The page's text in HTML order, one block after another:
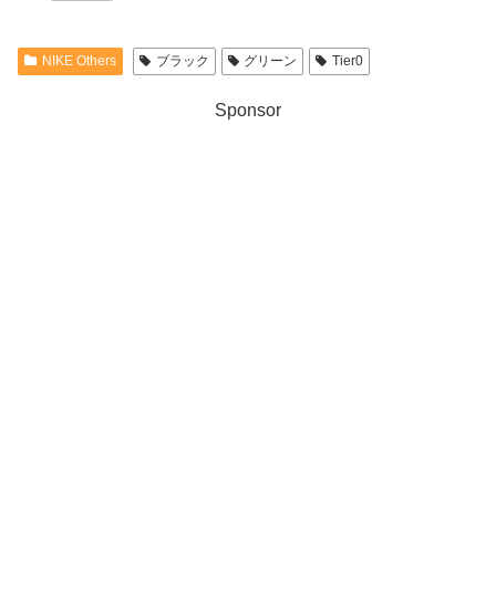
NIKE Others ブラック グリーン Tier0
Sponsor